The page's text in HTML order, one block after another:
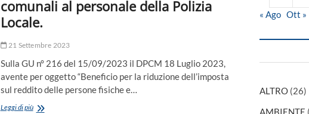
comunali al personale della Polizia
Locale.
21 Settembre 2023
Sulla GU n° 216 del 15/09/2023 il DPCM 18 Luglio 2023,
avente per oggetto “Beneficio per la riduzione dell’imposta
sul reddito delle persone fisiche e…
Leggi di piùRichiesta
« Ago Ott »
ALTRO (26)
AMBIENTE